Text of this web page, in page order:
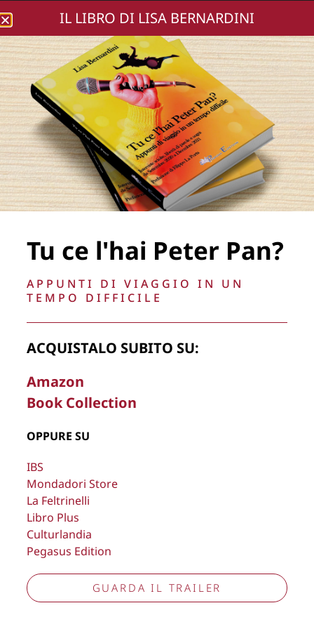
Lisa Bernardini
RDT-2557
rimuovere, oscurare, modificare, immagini e testi del sito, a
propria discrezione.
Cookie PolicyPrivacy Policy
IL LIBRO DI LISA BERNARDINI
Tu ce l'hai Peter Pan?
APPUNTI DI VIAGGIO IN UN
TEMPO DIFFICILE
ACQUISTALO SUBITO SU:
Amazon
Book Collection
OPPURE SU
IBS
Mondadori Store
La Feltrinelli
Libro Plus
Culturlandia
Pegasus Edition
GUARDA IL TRAILER